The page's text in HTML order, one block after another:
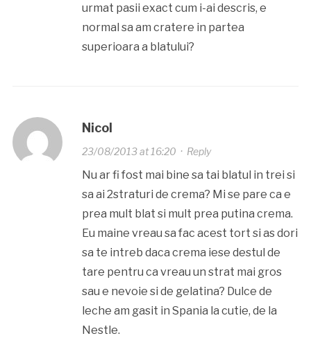
urmat pasii exact cum i-ai descris, e
normal sa am cratere in partea
superioara a blatului?
Nicol
23/08/2013 at 16:20 · Reply
Nu ar fi fost mai bine sa tai blatul in trei si
sa ai 2straturi de crema? Mi se pare ca e
prea mult blat si mult prea putina crema.
Eu maine vreau sa fac acest tort si as dori
sa te intreb daca crema iese destul de
tare pentru ca vreau un strat mai gros
sau e nevoie si de gelatina? Dulce de
leche am gasit in Spania la cutie, de la
Nestle.